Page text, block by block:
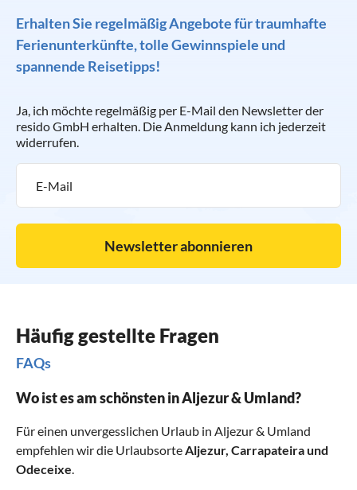
Erhalten Sie regelmäßig Angebote für traumhafte
Ferienunterkünfte, tolle Gewinnspiele und
spannende Reisetipps!
Ja, ich möchte regelmäßig per E-Mail den Newsletter der
resido GmbH erhalten. Die Anmeldung kann ich jederzeit
widerrufen.
Newsletter abonnieren
Häufig gestellte Fragen
FAQs
Wo ist es am schönsten in Aljezur & Umland?
Für einen unvergesslichen Urlaub in Aljezur & Umland
empfehlen wir die UrlaubsorteAljezur, Carrapateiraund
Odeceixe.